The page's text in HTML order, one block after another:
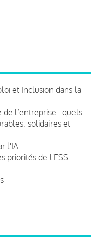
et Inclusion dans la
l’entreprise : quels
solidaires et
l'IA
priorités de l'ESS